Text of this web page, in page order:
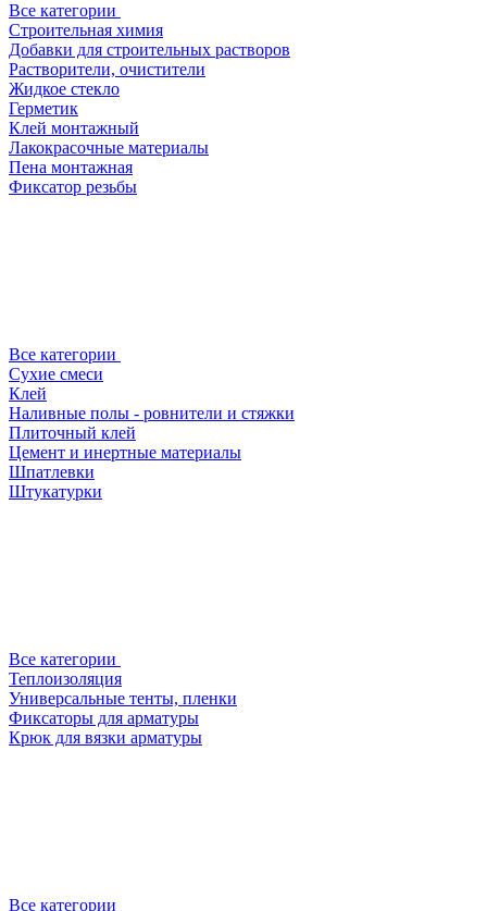
Все категории
Строительная химия
Добавки для строительных растворов
Растворители, очистители
Жидкое стекло
Герметик
Клей монтажный
Лакокрасочные материалы
Пена монтажная
Фиксатор резьбы
Все категории
Сухие смеси
Клей
Наливные полы - ровнители и стяжки
Плиточный клей
Цемент и инертные материалы
Шпатлевки
Штукатурки
Все категории
Теплоизоляция
Универсальные тенты, пленки
Фиксаторы для арматуры
Крюк для вязки арматуры
Все категории